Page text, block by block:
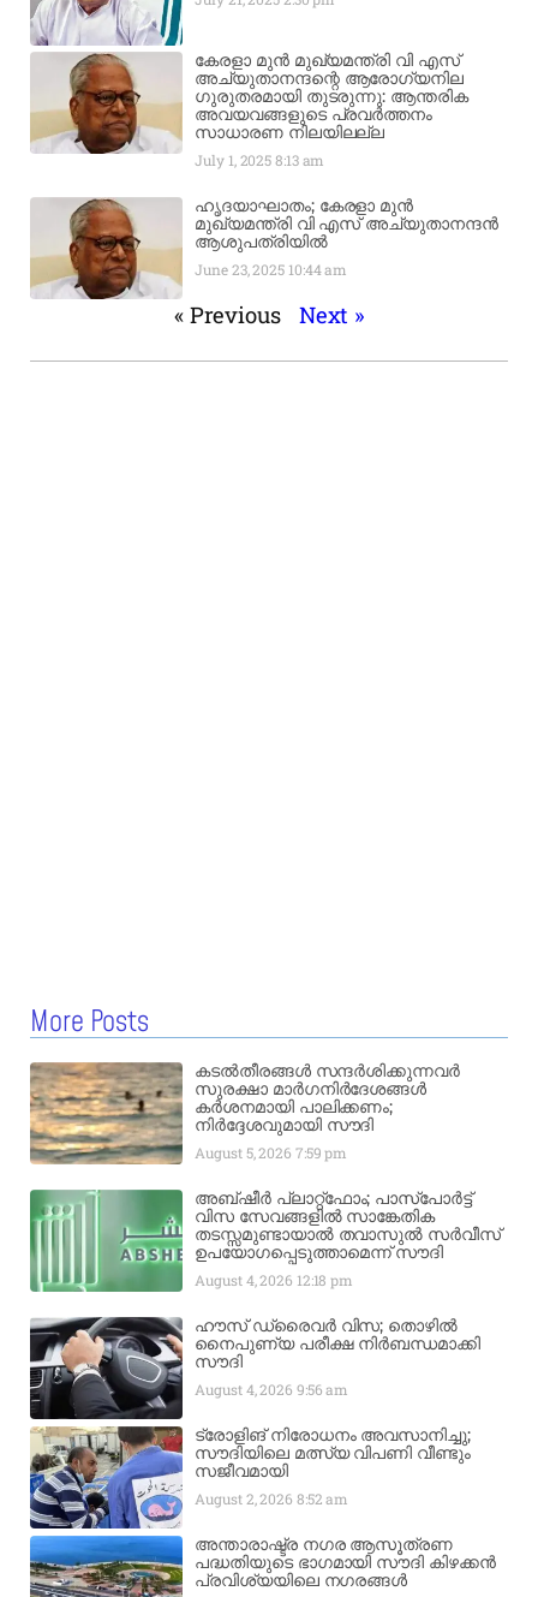
കേരളാ മുൻ മുഖ്യമന്ത്രി വി എസ്
അച്യുതാനന്ദന്റെ ആരോഗ്യനില
ഗുരുതരമായി തുടരുന്നു: ആന്തരിക
അവയവങ്ങളുടെ പ്രവർത്തനം
സാധാരണ നിലയിലല്ല
July 1, 20258:13 am
ഹൃദയാഘാതം; കേരളാ മുൻ
മുഖ്യമന്ത്രി വി എസ് അച്യുതാനന്ദൻ
ആശുപത്രിയിൽ
June 23, 2025 10:44 am
« Previous Next »
More Posts
കടൽതീരങ്ങൾ സന്ദർശിക്കുന്നവർ
സുരക്ഷാ മാർഗനിർദേശങ്ങൾ
കർശനമായി പാലിക്കണം;
നിർദ്ദേശവുമായി സൗദി
August 5, 2026 7:59 pm
അബ്ഷീർ പ്ലാറ്റ്‌ഫോം; പാസ്‌പോർട്ട്
വിസ സേവങ്ങളിൽ സാങ്കേതിക
തടസ്സമുണ്ടായാൽ തവാസുൽ സർവീസ്
ഉപയോഗപ്പെടുത്താമെന്ന് സൗദി
August 4, 2026 12:18 pm
ഹൗസ് ഡ്രൈവർ വിസ; തൊഴിൽ
നൈപുണ്യ പരീക്ഷ നിർബന്ധമാക്കി
സൗദി
August 4, 2026 9:56 am
ട്രോളിങ് നിരോധനം അവസാനിച്ചു;
സൗദിയിലെ മത്സ്യ വിപണി വീണ്ടും
സജീവമായി
August 2, 2026 8:52 am
അന്താരാഷ്ട്ര നഗര ആസൂത്രണ
പദ്ധതിയുടെ ഭാഗമായി സൗദി കിഴക്കൻ
പ്രവിശ്യയിലെ നഗരങ്ങൾ